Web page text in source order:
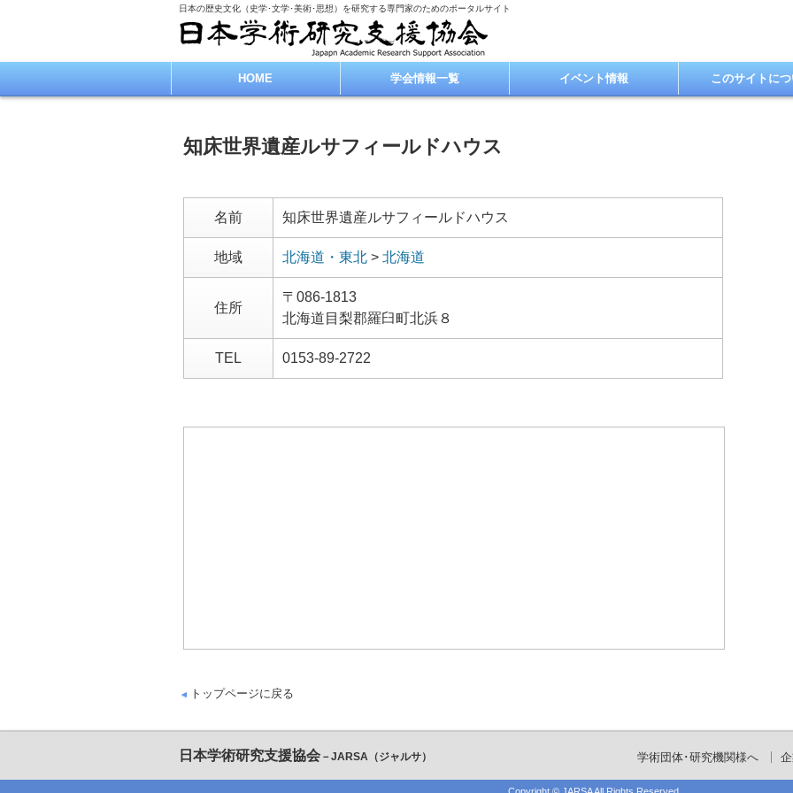
日本の歴史文化（史学･文学･美術･思想）を研究する専門家のためのポータルサイト
HOME 学会情報一覧 イベント情報 このサイトに
知床世界遺産ルサフィールドハウス
名前 知床世界遺産ルサフィールドハウス
地域 北海道・東北 > 北海道
住所
〒086-1813
北海道目梨郡羅臼町北浜８
TEL 0153-89-2722
トップページに戻る
日本学術研究支援協会 －JARSA（ジャルサ） 学術団体･研究機関様へ